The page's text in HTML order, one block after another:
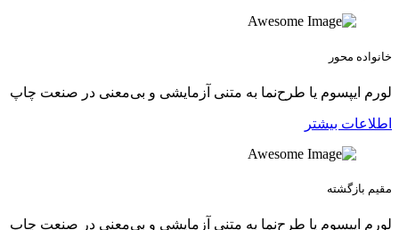
خانواده محور
لورم ایپسوم یا طرح‌نما به متنی آزمایشی و بی‌معنی در صنعت چاپ
اطلاعات بیشتر
مقیم بازگشته
لورم ایپسوم یا طرح‌نما به متنی آزمایشی و بی‌معنی در صنعت چاپ